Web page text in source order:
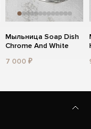
Мыльница Soap Dish
Chrome And White
7 000 ₽